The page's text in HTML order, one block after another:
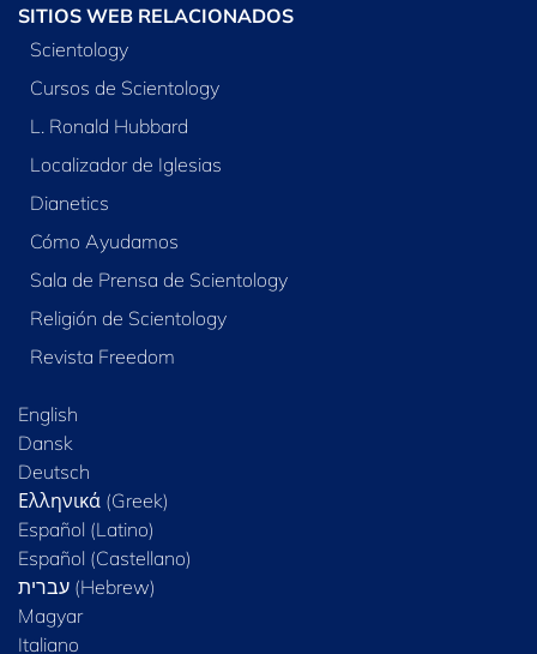
SITIOS WEB RELACIONADOS
Scientology
Cursos de Scientology
L. Ronald Hubbard
Localizador de Iglesias
Dianetics
Cómo Ayudamos
Sala de Prensa de Scientology
Religión de Scientology
Revista Freedom
English
Dansk
Deutsch
Ελληνικά (Greek)
Español (Latino)
Español (Castellano)
Magyar
Italiano